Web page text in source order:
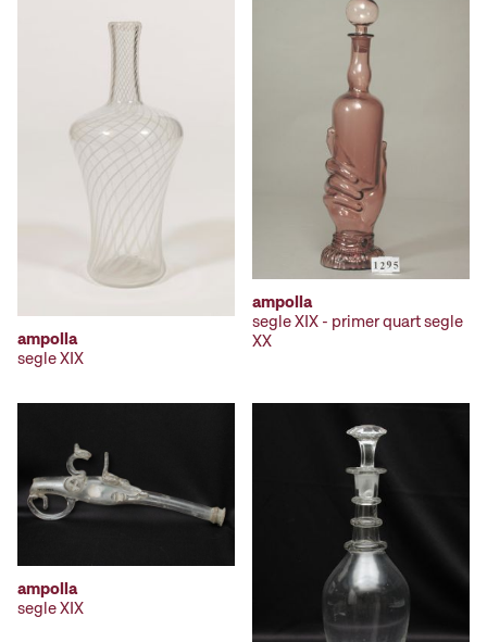
ampolla
segle XIX
ampolla
segle XIX - primer quart segle
XX
ampolla
segle XIX